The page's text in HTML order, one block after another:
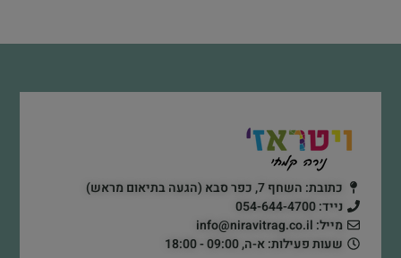
כתובת: השחף 7, כפר סבא (הגעה בתיאום מראש)
נייד: 054-644-4700
מייל: info@niravitrag.co.il
שעות פעילות: א-ה, 09:00 - 18:00